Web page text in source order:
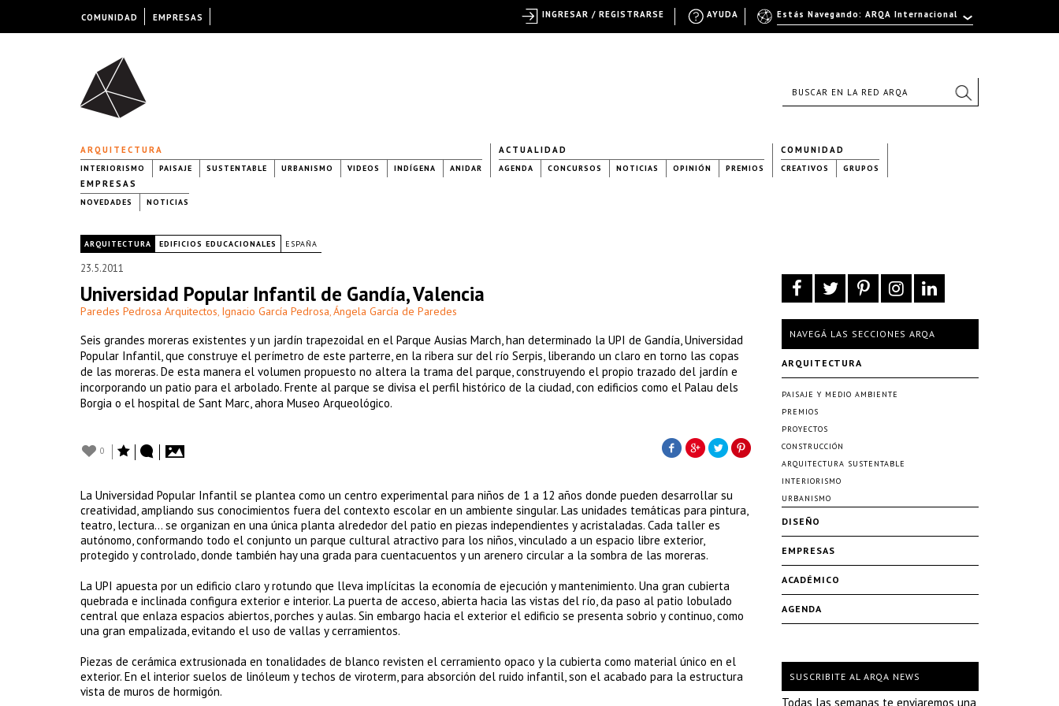
ARQUITECTURA
INTERIORISMO PAISAJE SUSTENTABLE URBANISMO VIDEOS INDÍGENA ANIDAR
ACTUALIDAD
AGENDA CONCURSOS NOTICIAS OPINIÓN PREMIOS
COMUNIDAD
CREATIVOS GRUPOS
EMPRESAS
NOVEDADES NOTICIAS
ARQUITECTURA EDIFICIOS EDUCACIONALES ESPAÑA
23.5.2011
Universidad Popular Infantil de Gandía, Valencia
Paredes Pedrosa Arquitectos, Ignacio García Pedrosa, Ángela García de Paredes
Seis grandes moreras existentes y un jardín trapezoidal en el Parque Ausias March, han determinado la UPI de Gandía, Universidad
Popular Infantil, que construye el perímetro de este parterre, en la ribera sur del río Serpis, liberando un claro en torno las copas
de las moreras. De esta manera el volumen propuesto no altera la trama del parque, construyendo el propio trazado del jardín e
incorporando un patio para el arbolado. Frente al parque se divisa el perfil histórico de la ciudad, con edificios como el Palau dels
Borgia o el hospital de Sant Marc, ahora Museo Arqueológico.
0
La Universidad Popular Infantil se plantea como un centro experimental para niños de 1 a 12 años donde pueden desarrollar su
creatividad, ampliando sus conocimientos fuera del contexto escolar en un ambiente singular. Las unidades temáticas para pintura,
teatro, lectura… se organizan en una única planta alrededor del patio en piezas independientes y acristaladas. Cada taller es
autónomo, conformando todo el conjunto un parque cultural atractivo para los niños, vinculado a un espacio libre exterior,
protegido y controlado, donde también hay una grada para cuentacuentos y un arenero circular a la sombra de las moreras.
La UPI apuesta por un edificio claro y rotundo que lleva implícitas la economía de ejecución y mantenimiento. Una gran cubierta
quebrada e inclinada configura exterior e interior. La puerta de acceso, abierta hacia las vistas del río, da paso al patio lobulado
central que enlaza espacios abiertos, porches y aulas. Sin embargo hacia el exterior el edificio se presenta sobrio y continuo, como
una gran empalizada, evitando el uso de vallas y cerramientos.
Piezas de cerámica extrusionada en tonalidades de blanco revisten el cerramiento opaco y la cubierta como material único en el
exterior. En el interior suelos de linóleum y techos de viroterm, para absorción del ruido infantil, son el acabado para la estructura
vista de muros de hormigón.
NAVEGÁ LAS SECCIONES ARQA
ARQUITECTURA
PAISAJE Y MEDIO AMBIENTE
PREMIOS
PROYECTOS
CONSTRUCCIÓN
ARQUITECTURA SUSTENTABLE
INTERIORISMO
URBANISMO
DISEÑO
EMPRESAS
ACADÉMICO
AGENDA
SUSCRIBITE AL ARQA NEWS
Todas las semanas te enviaremos una
COMUNIDAD EMPRESAS Estás Navegando: ARQA Internacional
AYUDA
INGRESAR / REGISTRARSE